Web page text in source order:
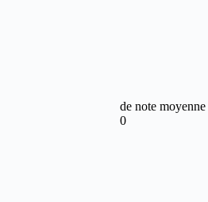
de note moyenne
0